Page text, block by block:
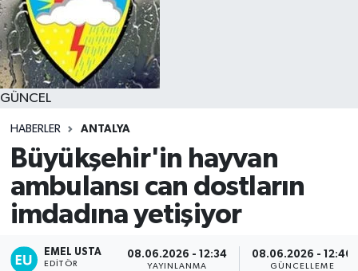
GÜNCEL
HABERLER ANTALYA
Büyükşehir'in hayvan
ambulansı can dostların
imdadına yetişiyor
EMEL USTA
EDITÖR
08.06.2026 - 12:34
YAYINLANMA
08.06.2026 - 12:40
GÜNCELLEME